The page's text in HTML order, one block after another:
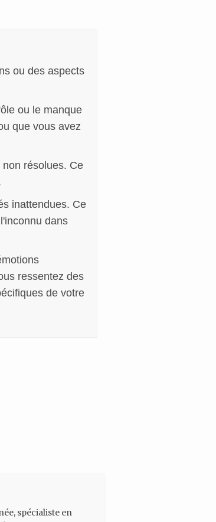
ou des aspects
ou le manque
que vous avez
résolues. Ce
inattendues. Ce
dans
ressentez des
de votre
spécialiste en